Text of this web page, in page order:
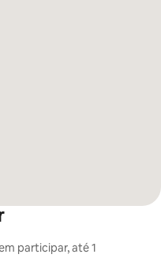
participar, até 1